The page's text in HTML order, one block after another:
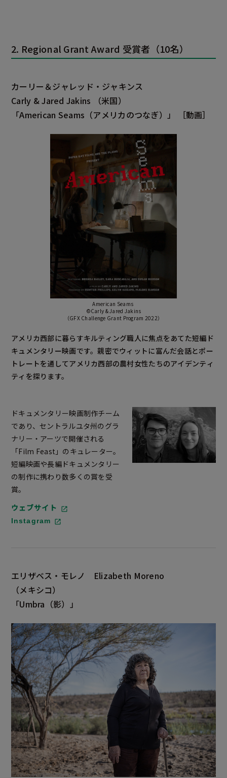
2. Regional Grant Award 受賞者（10名）
カーリー＆ジャレッド・ジャキンス
Carly & Jared Jakins
（米国）
「American Seams（アメリカのつなぎ）」
［動画］
American Seams
©Carly & Jared Jakins
（GFX Challenge Grant Program 2022）
アメリカ西部に暮らすキルティング職人に焦点をあてた短編ド
キュメンタリー映画です。親密でウィットに富んだ会話とポー
トレートを通してアメリカ西部の農村女性たちのアイデンティ
ティを探ります。
ドキュメンタリー映画制作チーム
であり、セントラルユタ州のグラ
ナリー・アーツで開催される
「Film Feast」のキュレーター。
短編映画や長編ドキュメンタリー
の制作に携わり数多くの賞を受
賞。
ウェブサイト
Instagram
エリザベス・モレノ Elizabeth Moreno
（メキシコ）
「Umbra （影）」